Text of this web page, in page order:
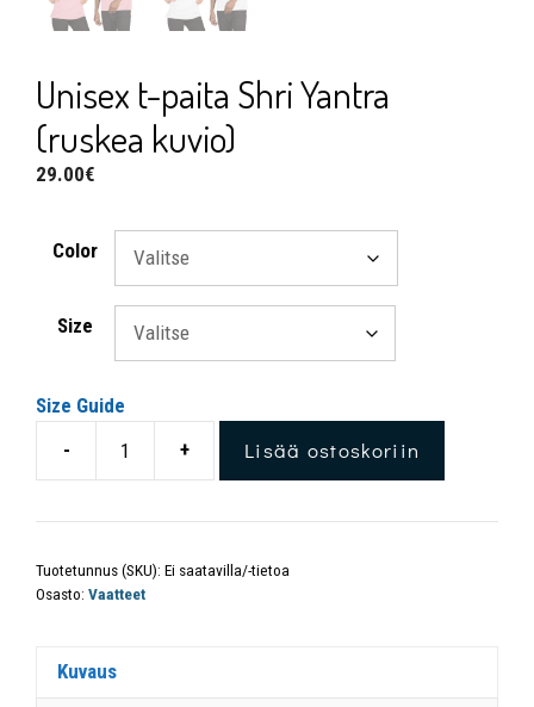
Unisex t-paita Shri Yantra
(ruskea kuvio)
29.00€
Color
Size
Size Guide
-
+ Lisää ostoskoriin
Tuotetunnus (SKU): Ei saatavilla/-tietoa
Osasto: Vaatteet
Kuvaus